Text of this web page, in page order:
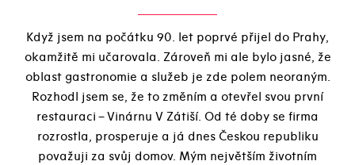
Když jsem na počátku 90. let poprvé přijel do Prahy,
okamžitě mi učarovala. Zároveň mi ale bylo jasné, že
oblast gastronomie a služeb je zde polem neoraným.
Rozhodl jsem se, že to změním a otevřel svou první
restauraci – Vinárnu V Zátiší. Od té doby se firma
rozrostla, prosperuje a já dnes Českou republiku
považuji za svůj domov. Mým největším životním